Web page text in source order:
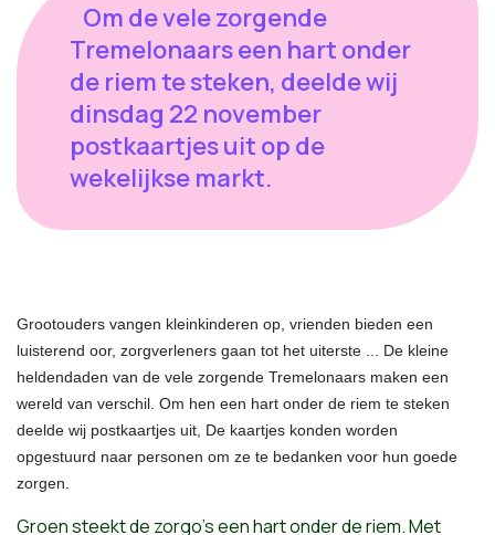
Om de vele zorgende
Tremelonaars een hart onder
de riem te steken, deelde wij
dinsdag 22 november
postkaartjes uit op de
wekelijkse markt.
Grootouders vangen kleinkinderen op, vrienden bieden een
luisterend oor, zorgverleners gaan tot het uiterste ... De kleine
heldendaden van de vele zorgende Tremelonaars maken een
wereld van verschil. Om hen een hart onder de riem te steken
deelde wij postkaartjes uit, De kaartjes konden worden
opgestuurd naar personen om ze te bedanken voor hun goede
zorgen.
Groen steekt de zorgo's een hart onder de riem. Met